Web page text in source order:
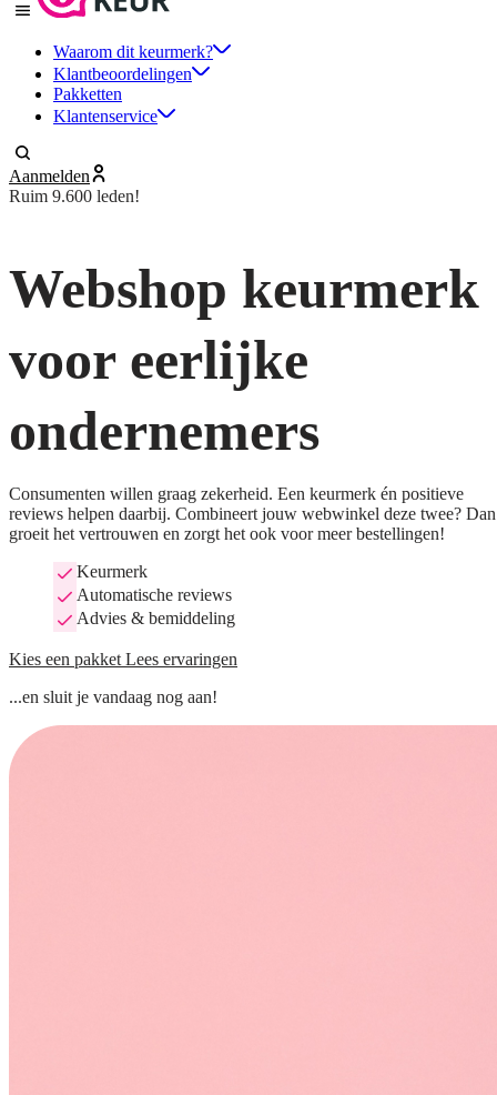
Waarom dit keurmerk?
Klantbeoordelingen
Pakketten
Klantenservice
Aanmelden
Ruim 9.600 leden!
Webshop keurmerk
voor eerlijke
ondernemers
Consumenten willen graag zekerheid. Een keurmerk én positieve
reviews helpen daarbij. Combineert jouw webwinkel deze twee? Dan
groeit het vertrouwen en zorgt het ook voor meer bestellingen!
Keurmerk
Automatische reviews
Advies & bemiddeling
Kies een pakket Lees ervaringen
...en sluit je vandaag nog aan!